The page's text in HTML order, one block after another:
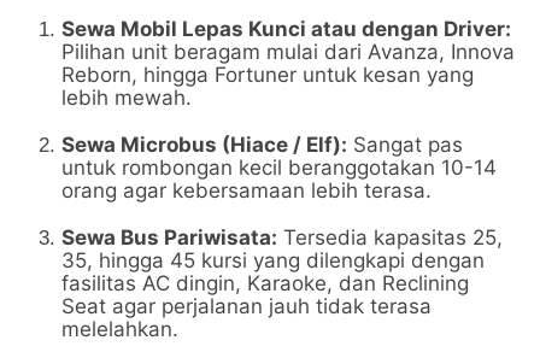
Sewa Mobil Lepas Kunci atau dengan Driver:
Pilihan unit beragam mulai dari Avanza, Innova
Reborn, hingga Fortuner untuk kesan yang
lebih mewah.
Sewa Microbus (Hiace / Elf): Sangat pas
untuk rombongan kecil beranggotakan 10-14
orang agar kebersamaan lebih terasa.
Sewa Bus Pariwisata: Tersedia kapasitas 25,
35, hingga 45 kursi yang dilengkapi dengan
fasilitas AC dingin, Karaoke, dan Reclining
Seat agar perjalanan jauh tidak terasa
melelahkan.